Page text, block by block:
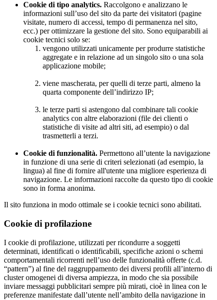
Cookie di tipo analytics. Raccolgono e analizzano le
informazioni sull’uso del sito da parte dei visitatori (pagine
visitate, numero di accessi, tempo di permanenza nel sito,
ecc.) per ottimizzare la gestione del sito. Sono equiparabili ai
cookie tecnici solo se:
vengono utilizzati unicamente per produrre statistiche
aggregate e in relazione ad un singolo sito o una sola
applicazione mobile;
viene mascherata, per quelli di terze parti, almeno la
quarta componente dell’indirizzo IP;
le terze parti si astengono dal combinare tali cookie
analytics con altre elaborazioni (file dei clienti o
statistiche di visite ad altri siti, ad esempio) o dal
trasmetterli a terzi.
Cookie di funzionalità. Permettono all’utente la navigazione
in funzione di una serie di criteri selezionati (ad esempio, la
lingua) al fine di fornire all'utente una migliore esperienza di
navigazione. Le informazioni raccolte da questo tipo di cookie
sono in forma anonima.
Il sito funziona in modo ottimale se i cookie tecnici sono abilitati.
Cookie di profilazione
I cookie di profilazione, utilizzati per ricondurre a soggetti
determinati, identificati o identificabili, specifiche azioni o schemi
comportamentali ricorrenti nell’uso delle funzionalità offerte (c.d.
“pattern”) al fine del raggruppamento dei diversi profili all’interno di
cluster omogenei di diversa ampiezza, in modo che sia possibile
inviare messaggi pubblicitari sempre più mirati, cioè in linea con le
preferenze manifestate dall’utente nell’ambito della navigazione in